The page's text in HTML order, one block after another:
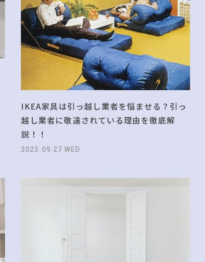
IKEA家具は引っ越し業者を悩ませる？引っ
越し業者に敬遠されている理由を徹底解
説！！
2023.09.27 WED